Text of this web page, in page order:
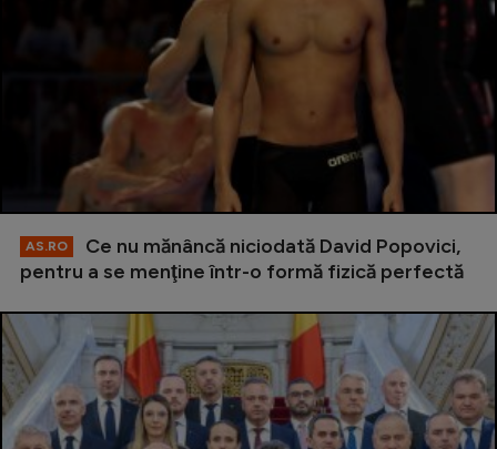
AS.RO
Ce nu mănâncă niciodată David Popovici,
pentru a se menţine într-o formă fizică perfectă